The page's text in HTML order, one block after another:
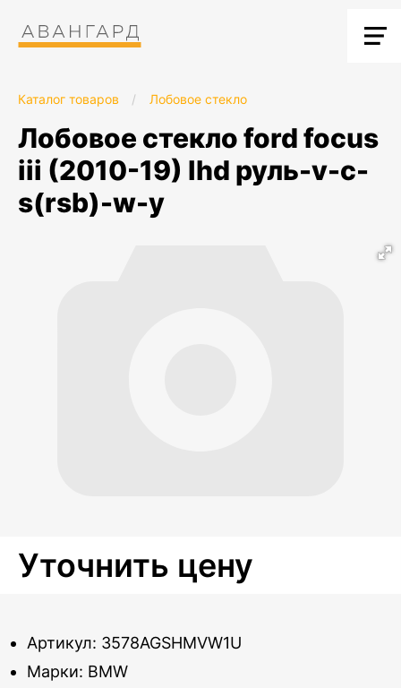
Каталог товаров / Лобовое стекло
лобовое стекло ford focus
iii (2010-19) lhd руль-v-c-
s(rsb)-w-y
Уточнить цену
Артикул: 3578AGSHMVW1U
Марки: BMW